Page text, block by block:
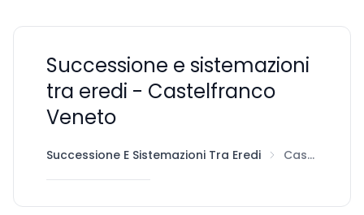
Successione e sistemazioni
tra eredi - Castelfranco
Veneto
Successione E Sistemazioni Tra Eredi Castelfranco Veneto